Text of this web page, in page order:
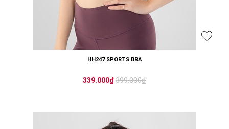
HH247 SPORTS BRA
339.000₫399.000₫